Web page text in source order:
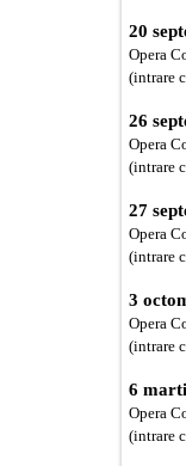
20
Opera
(intrare
26
Opera
(intrare
27
Opera
(intrare
3
Opera
(intrare
6
Opera
(intrare